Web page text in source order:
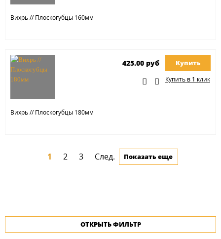
Вихрь // Плоскогубцы 160мм
Вихрь // Плоскогубцы 180мм
425.00 руб Купить
Купить в 1 клик
1 2 3 След. Показать еще
ОТКРЫТЬ ФИЛЬТР